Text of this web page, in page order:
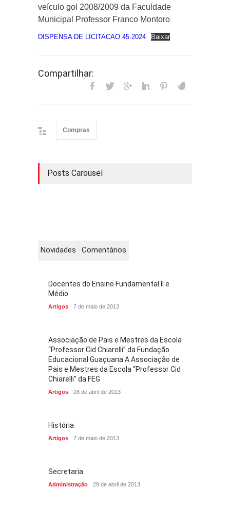
veículo gol 2008/2009 da Faculdade
Municipal Professor Franco Montoro
DISPENSA DE LICITACAO 45.2024 Baixar
Compartilhar:
Compras
Posts Carousel
Novidades Comentários
Docentes do Ensino Fundamental II e
Médio
Artigos 7 de maio de 2013
Associação de Pais e Mestres da Escola
“Professor Cid Chiarelli” da Fundação
Educacional Guaçuana A Associação de
Pais e Mestres da Escola “Professor Cid
Chiarelli” da FEG
Artigos 28 de abril de 2013
História
Artigos 7 de maio de 2013
Secretaria
Administração 29 de abril de 2013